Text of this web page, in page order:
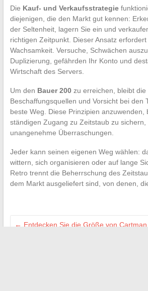
Die Kauf- und Verkaufsstrategie
diejenigen, die den Markt gut kennen:
der Seltenheit, lagern Sie ein und
richtigen Zeitpunkt. Dieser Ansatz
Wachsamkeit. Versuche, Schwächen
Duplizierung, gefährden Ihr Konto und
Wirtschaft des Servers.
Um den Bauer 200zu erreichen, bleibt die
Beschaffungsquellen und Vorsicht bei den
beste Weg. Diese Prinzipien anzuwenden,
ständigen Zugang zu Zeitstaub zu
unangenehme Überraschungen.
Jeder kann seinen eigenen Weg wählen:
wittern, sich organisieren oder auf lange
Retro trennt die Beherrschung des
dem Markt ausgeliefert sind, von denen,
← Entdecken Sie die Größe von